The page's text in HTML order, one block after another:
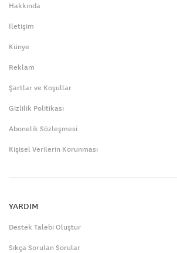
Hakkında
İletişim
Künye
Reklam
Şartlar ve Koşullar
Gizlilik Politikası
Abonelik Sözleşmesi
Kişisel Verilerin Korunması
YARDIM
Destek Talebi Oluştur
Sıkça Sorulan Sorular